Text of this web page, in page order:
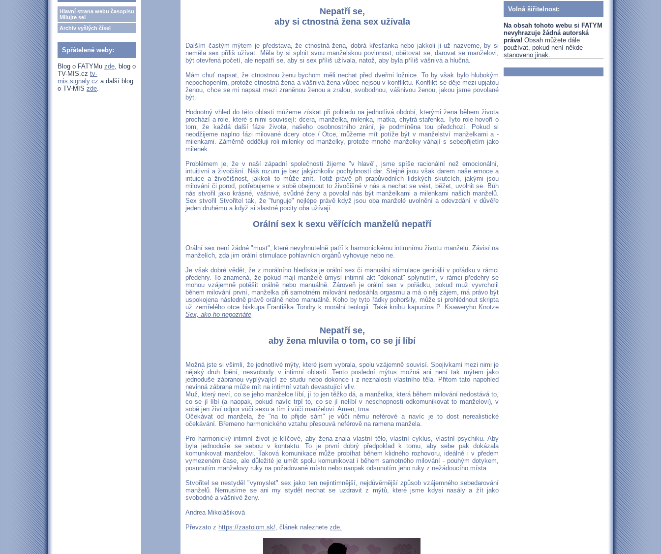
Hlavní strana webu časopisu
Milujte se!
Archiv vyšlých čísel
Spřátelené weby:
Blog o FATYMu zde, blog o
TV-MIS.cz tv-
mis.signaly.cz a další blog
o TV-MIS zde.
Nepatří se,
aby si ctnostná žena sex užívala
Dalším častým mýtem je představa, že ctnostná žena, dobrá křesťanka nebo jakkoli ji už nazveme, by si
neměla sex příliš užívat. Měla by si splnit svou manželskou povinnost, obětovat se, darovat se manželovi,
být otevřená početí, ale nepatří se, aby si sex příliš užívala, natož, aby byla příliš vášnivá a hlučná.
Mám chuť napsat, že ctnostnou ženu bychom měli nechat před dveřmi ložnice. To by však bylo hlubokým
nepochopením, protože ctnostná žena a vášnivá žena vůbec nejsou v konfliktu. Konflikt se děje mezi upjatou
ženou, chce se mi napsat mezi zraněnou ženou a zralou, svobodnou, vášnivou ženou, jakou jsme povolané
být.
Hodnotný vhled do této oblasti můžeme získat při pohledu na jednotlivá období, kterými žena během života
prochází a role, které s nimi souvisejí: dcera, manželka, milenka, matka, chytrá stařenka. Tyto role hovoří o
tom, že každá další fáze života, našeho osobnostního zrání, je podmíněna tou předchozí. Pokud si
neodžijeme naplno fázi milované dcery otce / Otce, můžeme mít potíže být v manželství manželkami a -
milenkami. Záměrně odděluji roli milenky od manželky, protože mnohé manželky váhají s sebepřijetím jako
milenek.
Problémem je, že v naší západní společnosti žijeme "v hlavě", jsme spíše racionální než emocionální,
intuitivní a živočišní. Náš rozum je bez jakýchkoliv pochybností dar. Stejně jsou však darem naše emoce a
intuice a živočišnost, jakkoli to může znít. Totiž právě při prapůvodních lidských skutcích, jakými jsou
milování či porod, potřebujeme v sobě obejmout to živočišné v nás a nechat se vést, běžet, uvolnit se. Bůh
nás stvořil jako krásné, vášnivé, svůdné ženy a povolal nás být manželkami a milenkami našich manželů.
Sex stvořil Stvořitel tak, že "funguje" nejlépe právě když jsou oba manželé uvolnění a odevzdání v důvěře
jeden druhému a když si slastné pocity oba užívají.
Orální sex k sexu věřících manželů nepatří
Orální sex není žádné "must", které nevyhnutelně patří k harmonickému intimnímu životu manželů. Závisí na
manželích, zda jim orální stimulace pohlavních orgánů vyhovuje nebo ne.
Je však dobré vědět, že z morálního hlediska je orální sex či manuální stimulace genitálií v pořádku v rámci
předehry. To znamená, že pokud mají manželé úmysl intimní akt "dokonat" splynutím, v rámci předehry se
mohou vzájemně potěšit orálně nebo manuálně. Zároveň je orální sex v pořádku, pokud muž vyvrcholil
během milování první, manželka při samotném milování nedosáhla orgasmu a má o něj zájem, má právo být
uspokojena následně právě orálně nebo manuálně. Koho by tyto řádky pohoršily, může si prohlédnout skripta
už zemřelého otce biskupa Františka Tondry k morální teologii. Také knihu kapucína P. Ksaweryho Knotze
Sex, ako ho nepoznáte
Nepatří se,
aby žena mluvila o tom, co se jí líbí
Možná jste si všimli, že jednotlivé mýty, které jsem vybrala, spolu vzájemně souvisí. Spojivkami mezi nimi je
nějaký druh lpění, nesvobody v intimní oblasti. Tento poslední mýtus možná ani není tak mýtem jako
jednoduše zábranou vyplývající ze studu nebo dokonce i z neznalosti vlastního těla. Přitom tato napohled
nevinná zábrana může mít na intimní vztah devastující vliv.
Muž, který neví, co se jeho manželce líbí, jí to jen těžko dá, a manželka, která během milování nedostává to,
co se jí líbí (a naopak, pokud navíc trpí to, co se jí nelíbí v neschopnosti odkomunikovat to manželovi), v
sobě jen živí odpor vůči sexu a tím i vůči manželovi. Amen, tma.
Očekávat od manžela, že "na to přijde sám" je vůči němu neférové a navíc je to dost nerealistické
očekávání. Břemeno harmonického vztahu přesouvá neférově na ramena manžela.
Pro harmonický intimní život je klíčové, aby žena znala vlastní tělo, vlastní cyklus, vlastní psychiku. Aby
byla jednoduše se sebou v kontaktu. To je první dobrý předpoklad k tomu, aby sebe pak dokázala
komunikovat manželovi. Taková komunikace může probíhat během klidného rozhovoru, ideálně i v předem
vymezeném čase, ale důležité je umět spolu komunikovat i během samotného milování - pouhým dotykem,
posunutím manželovy ruky na požadované místo nebo naopak odsunutím jeho ruky z nežádoucího místa.
Stvořitel se nestyděl "vymyslet" sex jako ten nejintimnější, nejdůvěrnější způsob vzájemného sebedarování
manželů. Nemusíme se ani my stydět nechat se uzdravit z mýtů, které jsme kdysi nasály a žít jako
svobodné a vášnivé ženy.
Andrea Mikolášiková
Převzato z https://zastolom.sk/, článek naleznete zde.
Volná šiřitelnost:
Na obsah tohoto webu si FATYM
nevyhrazuje žádná autorská
práva! Obsah můžete dále
používat, pokud není někde
stanoveno jinak.